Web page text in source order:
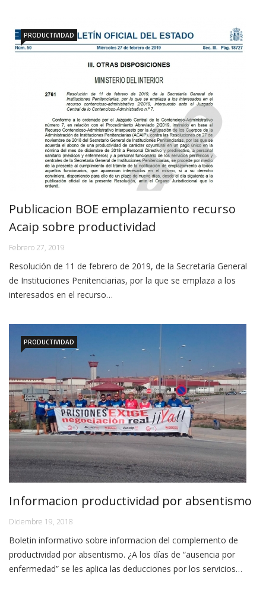
PRODUCTIVIDAD
Publicacion BOE emplazamiento recurso
Acaip sobre productividad
Febrero 27, 2019
Resolución de 11 de febrero de 2019, de la Secretaría General
de Instituciones Penitenciarias, por la que se emplaza a los
interesados en el recurso…
PRODUCTIVIDAD
Informacion productividad por absentismo
Diciembre 19, 2018
Boletin informativo sobre informacion del complemento de
productividad por absentismo. ¿A los días de “ausencia por
enfermedad” se les aplica las deducciones por los servicios…